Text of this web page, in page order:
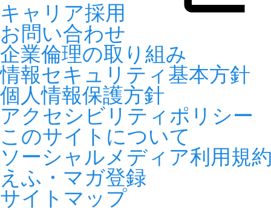
キャリア採用
お問い合わせ
企業倫理の取り組み
情報セキュリティ基本方針
個人情報保護方針
アクセシビリティポリシー
このサイトについて
ソーシャルメディア利用規
えふ・マガ登録
サイトマップ